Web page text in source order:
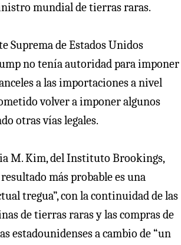
mundial de tierras raras.
Suprema de Estados Unidos
no tenía autoridad para imponer
a las importaciones a nivel
volver a imponer algunos
otras vías legales.
M. Kim, del Instituto Brookings,
más probable es una
tregua”, con la continuidad de las
de tierras raras y las compras de
estadounidenses a cambio de “un